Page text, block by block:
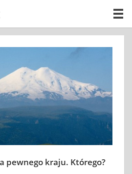
pewnego kraju. Którego?